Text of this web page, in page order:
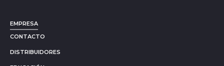
EMPRESA
CONTACTO
DISTRIBUIDORES